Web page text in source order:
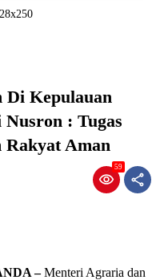
Di Kepulauan
: Tugas
Rakyat Aman
59
–Menteri Agraria dan